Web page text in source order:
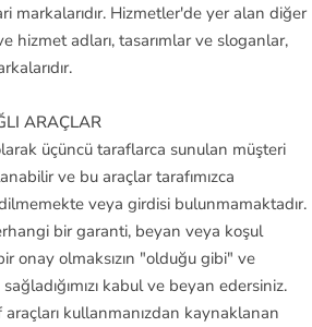
markalarıdır. Hizmetler'de yer alan diğer
hizmet adları, tasarımlar ve sloganlar,
ARAÇLAR
üçüncü taraflarca sunulan müşteri
ve bu araçlar tarafımızca
veya girdisi bulunmamaktadır.
bir garanti, beyan veya koşul
onay olmaksızın "olduğu gibi" ve
kabul ve beyan edersiniz.
kullanmanızdan kaynaklanan